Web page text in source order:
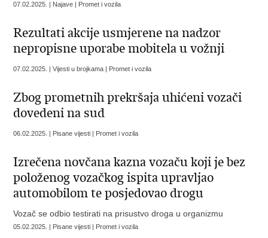
07.02.2025. | Najave | Promet i vozila
Rezultati akcije usmjerene na nadzor
nepropisne uporabe mobitela u vožnji
07.02.2025. | Vijesti u brojkama | Promet i vozila
Zbog prometnih prekršaja uhićeni vozači
dovedeni na sud
06.02.2025. | Pisane vijesti | Promet i vozila
Izrečena novčana kazna vozaču koji je bez
položenog vozačkog ispita upravljao
automobilom te posjedovao drogu
Vozač se odbio testirati na prisustvo droga u organizmu
05.02.2025. | Pisane vijesti | Promet i vozila